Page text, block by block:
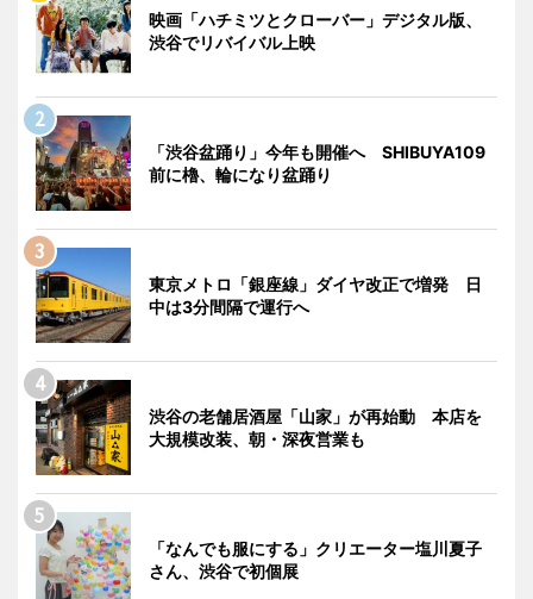
映画「ハチミツとクローバー」デジタル版、
渋谷でリバイバル上映
「渋谷盆踊り」今年も開催へ SHIBUYA109
前に櫓、輪になり盆踊り
東京メトロ「銀座線」ダイヤ改正で増発 日
中は3分間隔で運行へ
渋谷の老舗居酒屋「山家」が再始動 本店を
大規模改装、朝・深夜営業も
「なんでも服にする」クリエーター塩川夏子
さん、渋谷で初個展